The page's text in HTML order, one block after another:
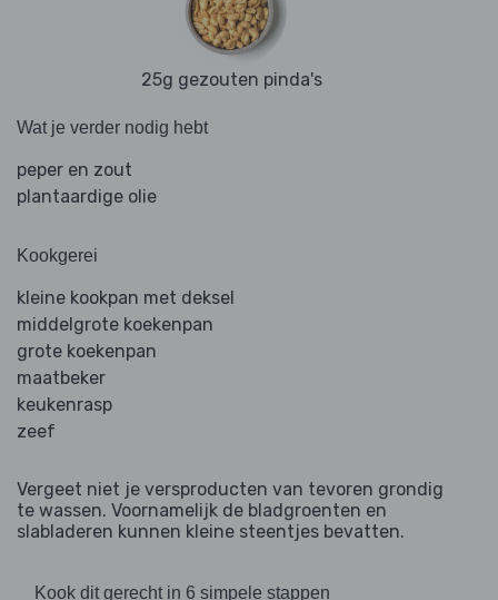
25g gezouten pinda's
Wat je verder nodig hebt
peper en zout
plantaardige olie
Kookgerei
kleine kookpan met deksel
middelgrote koekenpan
grote koekenpan
maatbeker
keukenrasp
zeef
Vergeet niet je versproducten van tevoren grondig
te wassen. Voornamelijk de bladgroenten en
slabladeren kunnen kleine steentjes bevatten.
Kook dit gerecht in 6 simpele stappen